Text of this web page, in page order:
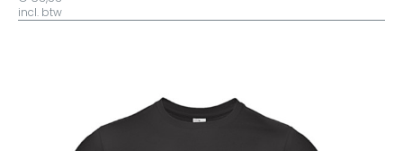
incl. btw